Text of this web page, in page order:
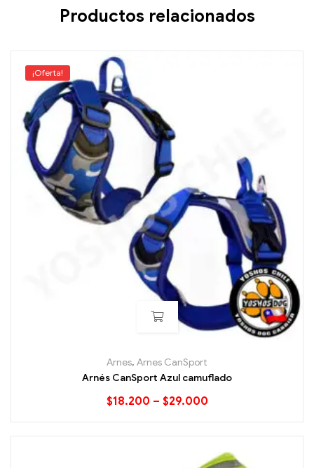
Productos relacionados
¡Oferta!
Arnes, Arnes CanSport
Arnés CanSport Azul camuflado
$18.200 – $29.000